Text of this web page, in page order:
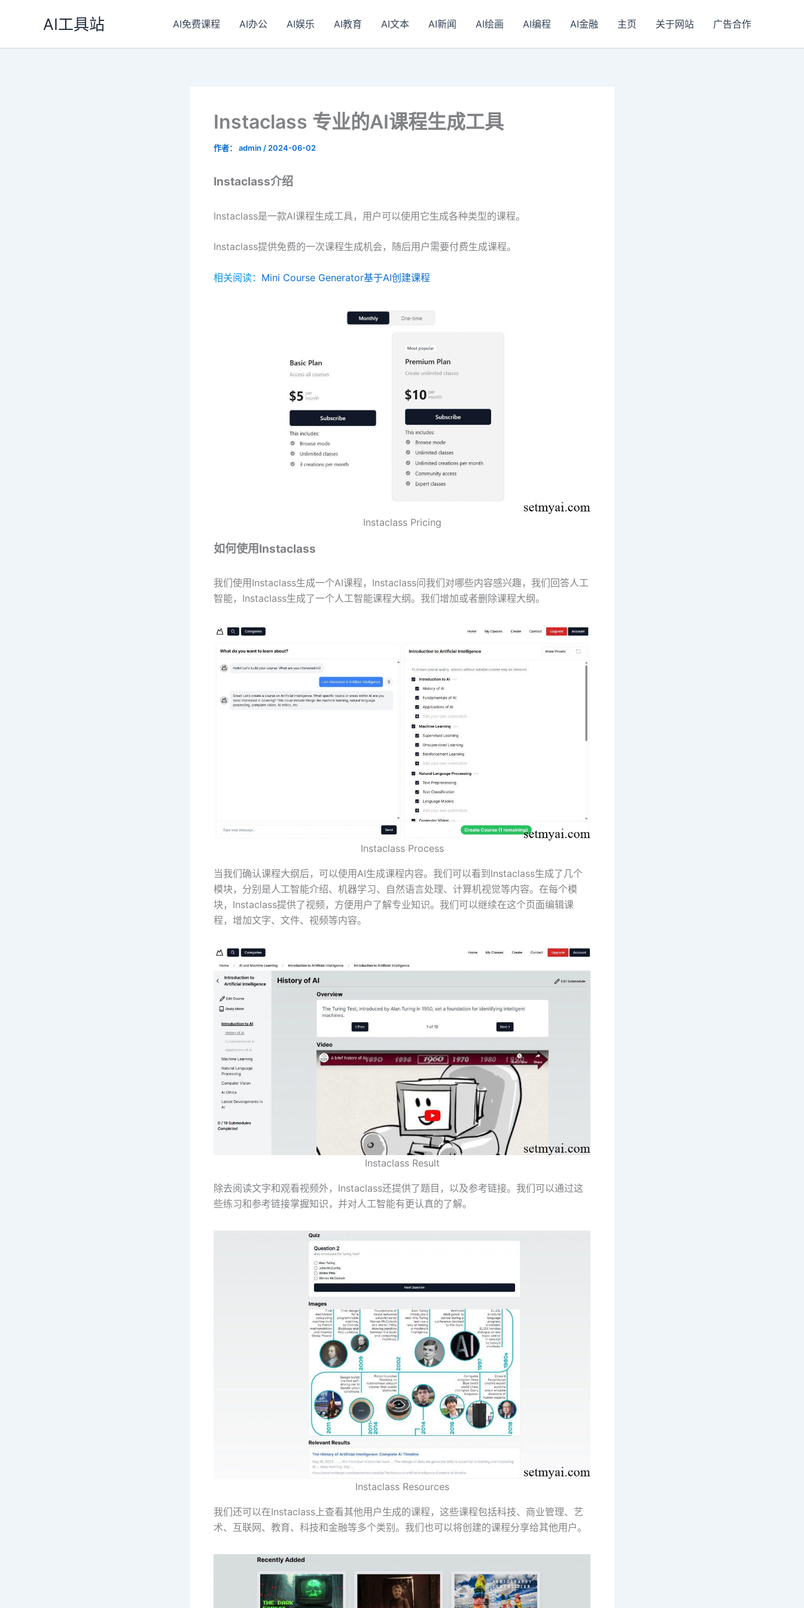
AI工具站 AI免费课程 AI办公 AI娱乐 AI教育 AI文本 AI新闻 AI绘画 AI编程 AI金融 主页 关于网站 广告合作
Instaclass 专业的AI课程生成工具
作者： admin / 2024-06-02
Instaclass介绍
Instaclass是一款AI课程生成工具，用户可以使用它生成各种类型的课程。
Instaclass提供免费的一次课程生成机会，随后用户需要付费生成课程。
相关阅读： Mini Course Generator基于AI创建课程
Instaclass Pricing
如何使用Instaclass
我们使用Instaclass生成一个AI课程，Instaclass问我们对哪些内容感兴趣，我们回答人工
智能，Instaclass生成了一个人工智能课程大纲。我们增加或者删除课程大纲。
Instaclass Process
当我们确认课程大纲后，可以使用AI生成课程内容。我们可以看到Instaclass生成了几个
模块，分别是人工智能介绍、机器学习、自然语言处理、计算机视觉等内容。在每个模
块，Instaclass提供了视频，方便用户了解专业知识。我们可以继续在这个页面编辑课
程，增加文字、文件、视频等内容。
Instaclass Result
除去阅读文字和观看视频外，Instaclass还提供了题目，以及参考链接。我们可以通过这
些练习和参考链接掌握知识，并对人工智能有更认真的了解。
Instaclass Resources
我们还可以在Instaclass上查看其他用户生成的课程，这些课程包括科技、商业管理、艺
术、互联网、教育、科技和金融等多个类别。我们也可以将创建的课程分享给其他用户。